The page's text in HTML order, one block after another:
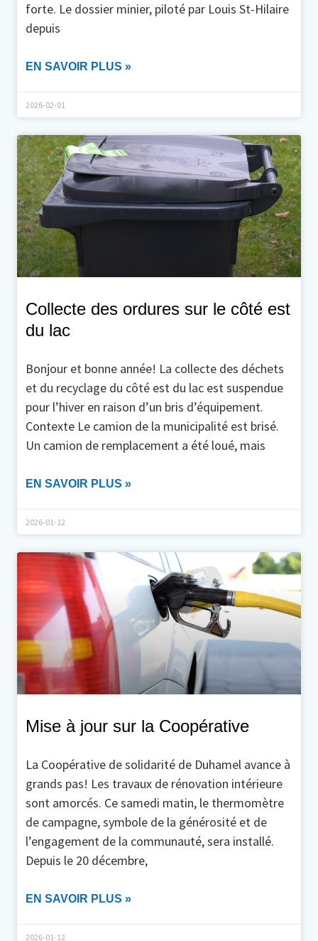
forte. Le dossier minier, piloté par Louis St-Hilaire
depuis
EN SAVOIR PLUS »
2026-02-01
Collecte des ordures sur le côté est
du lac
Bonjour et bonne année! La collecte des déchets
et du recyclage du côté est du lac est suspendue
pour l’hiver en raison d’un bris d’équipement.
Contexte Le camion de la municipalité est brisé.
Un camion de remplacement a été loué, mais
EN SAVOIR PLUS »
2026-01-12
Mise à jour sur la Coopérative
La Coopérative de solidarité de Duhamel avance à
grands pas! Les travaux de rénovation intérieure
sont amorcés. Ce samedi matin, le thermomètre
de campagne, symbole de la générosité et de
l’engagement de la communauté, sera installé.
Depuis le 20 décembre,
EN SAVOIR PLUS »
2026-01-12